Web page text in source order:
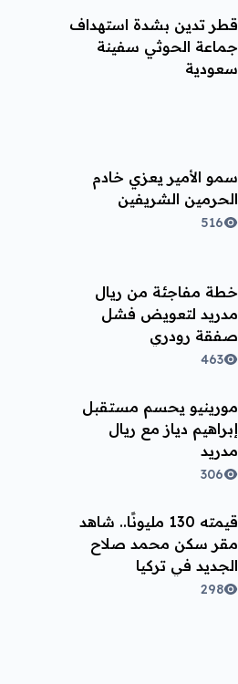
قطر تدين بشدة استهداف
جماعة الحوثي سفينة
سعودية
سمو الأمير يعزي خادم
الحرمين الشريفين
516
خطة مفاجئة من ريال
مدريد لتعويض فشل
صفقة رودري
463
مورينيو يحسم مستقبل
إبراهيم دياز مع ريال
مدريد
306
قيمته 130 مليونًا.. شاهد
مقر سكن محمد صلاح
الجديد في تركيا
298